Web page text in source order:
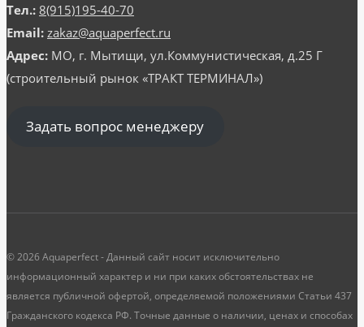
Тел.: 8(915)195-40-70
Email: zakaz@aquaperfect.ru
Адрес: МО, г. Мытищи, ул.Коммунистическая, д.25 Г
(строительный рынок «ТРАКТ ТЕРМИНАЛ»)
Задать вопрос менеджеру
© 2026 Aquaperfect - Данный сайт носит исключительно
информационный характер и ни при каких обстоятельствах не
является публичной офертой, определяемой положениями Статьи 437
Гражданского кодекса РФ. Точные данные о наличии, ценах и способах